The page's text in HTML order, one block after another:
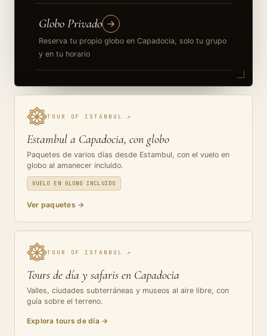
Globo Privado
Reserva tu propio globo en Capadocia, solo tu grupo
y en tu horario
→
TOUR OF ISTANBUL ↗
Estambul a Capadocia, con globo
Paquetes de varios días desde Estambul, con el vuelo en
globo al amanecer incluido.
VUELO EN GLOBO INCLUIDO
Ver paquetes →
TOUR OF ISTANBUL ↗
Tours de día y safaris en Capadocia
Valles, ciudades subterráneas y museos al aire libre, con
guía sobre el terreno.
Explora tours de día →